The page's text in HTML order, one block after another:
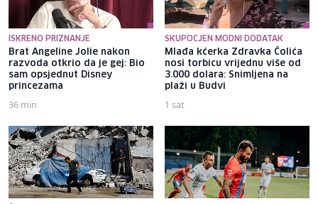
ISKRENO PRIZNANJE
Brat Angeline Jolie nakon
razvoda otkrio da je gej: Bio
sam opsjednut Disney
princezama
36 min
SKUPOCJEN MODNI DODATAK
Mlađa kćerka Zdravka Čolića
nosi torbicu vrijednu više od
3.000 dolara: Snimljena na
plaži u Budvi
1 sat